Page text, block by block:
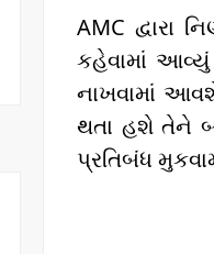
AMC
કહેવામાં આવ્યું
નાખવામાં
થતા હશે તેને
પ્રતિબંધ